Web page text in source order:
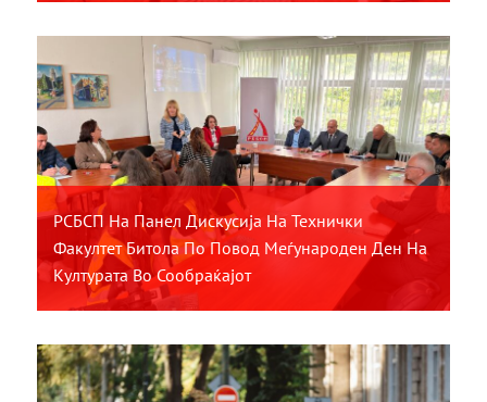
РСБСП На Панел Дискусија На Технички
Факултет Битола По Повод Меѓународен Ден На
Културата Во Сообраќајот